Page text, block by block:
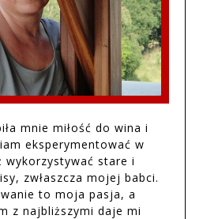
mnie miłość do wina i
eksperymentować w
wykorzystywać stare i
zwłaszcza mojej babci.
to moja pasja, a
z najbliższymi daje mi